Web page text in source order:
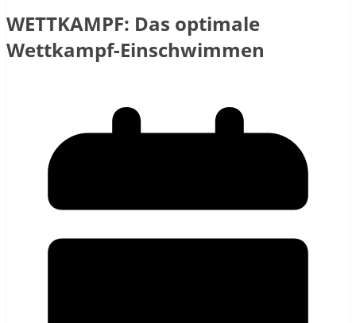
WETTKAMPF: Das optimale
Wettkampf-Einschwimmen